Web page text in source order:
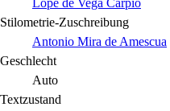
Lope de Vega Carpio
Stilometrie-Zuschreibung
Antonio Mira de Amescua
Geschlecht
Auto
Textzustand